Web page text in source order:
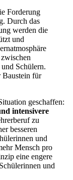
Forderung
Durch das
werden die
und
Schülern.
Baustein für
geschaffen:
intensivere
zu
besseren
und
Mensch pro
eine engere
und